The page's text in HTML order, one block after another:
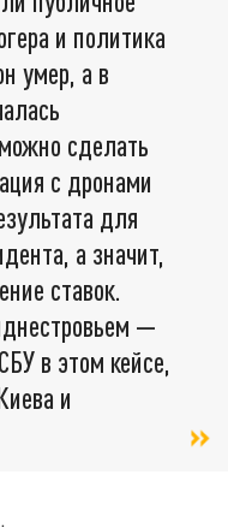
и политика
умер, а в
сделать
с дронами
для
а значит,
ставок.
—
в этом кейсе,
и